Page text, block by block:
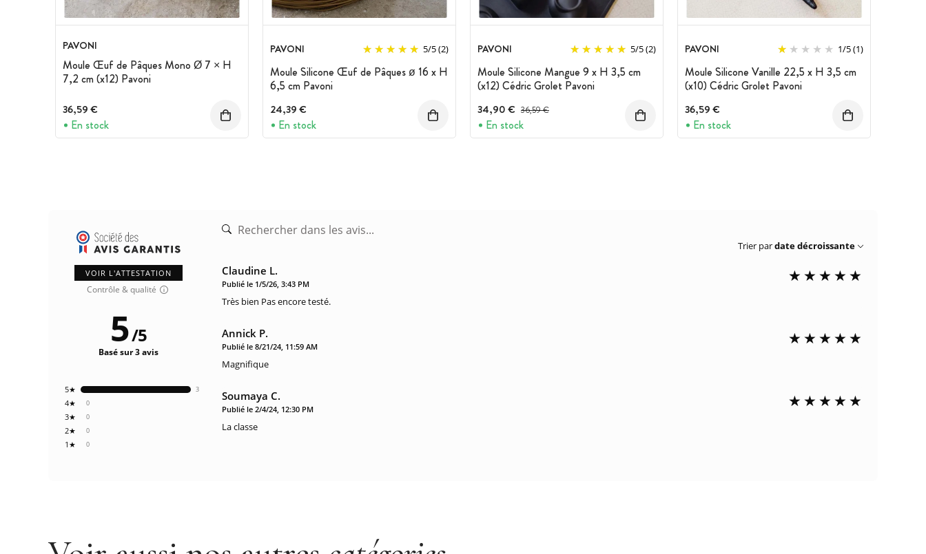
PAVONI
Moule Œuf de Pâques Mono Ø 7 × H
7,2 cm (x12) Pavoni
36,59 €
En stock
PAVONI 5/5(2)
Moule Silicone Œuf de Pâques ø 16 x H
6,5 cm Pavoni
24,39 €
En stock
PAVONI 5/5(2)
Moule Silicone Mangue 9 x H 3,5 cm
(x12) Cédric Grolet Pavoni
34,90 € Prix avant réduction :
36,59 €
En stock
PAVONI 1/5(1)
Moule Silicone Vanille 22,5 x H 3,5 cm
(x10) Cédric Grolet Pavoni
36,59 €
En stock
VOIR L'ATTESTATION
Contrôle & qualité
0
1★
0
2★
0
3★
0
4★
3
5★
5/5
Basé sur 3 avis
Trier pardate décroissante
Claudine L.
Publié le 1/5/26, 3:43 PM
Très bien Pas encore testé.
Annick P.
Publié le 8/21/24, 11:59 AM
Magnifique
Soumaya C.
Publié le 2/4/24, 12:30 PM
La classe